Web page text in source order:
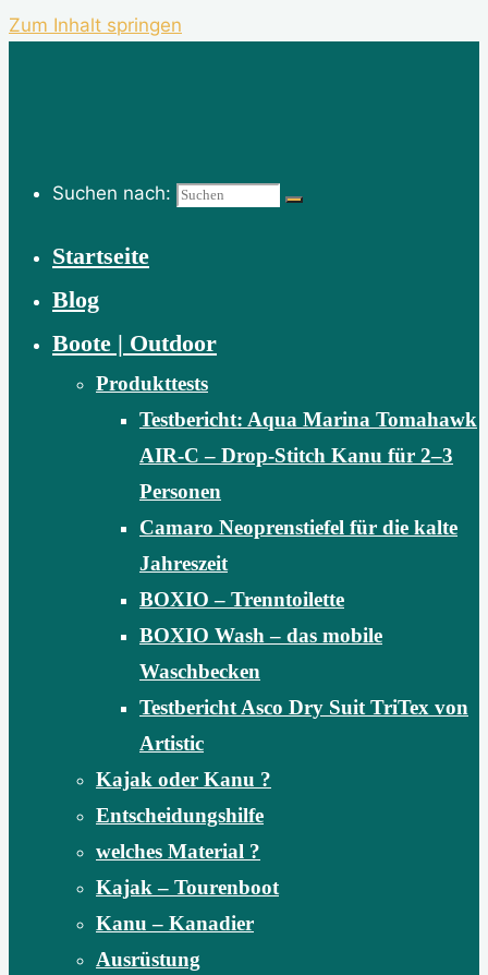
Zum Inhalt springen
Suchen nach:
Startseite
Blog
Boote | Outdoor
Produkttests
Testbericht: Aqua Marina Tomahawk
AIR-C – Drop-Stitch Kanu für 2–3
Personen
Camaro Neoprenstiefel für die kalte
Jahreszeit
BOXIO – Trenntoilette
BOXIO Wash – das mobile
Waschbecken
Testbericht Asco Dry Suit TriTex von
Artistic
Kajak oder Kanu ?
Entscheidungshilfe
welches Material ?
Kajak – Tourenboot
Kanu – Kanadier
Ausrüstung